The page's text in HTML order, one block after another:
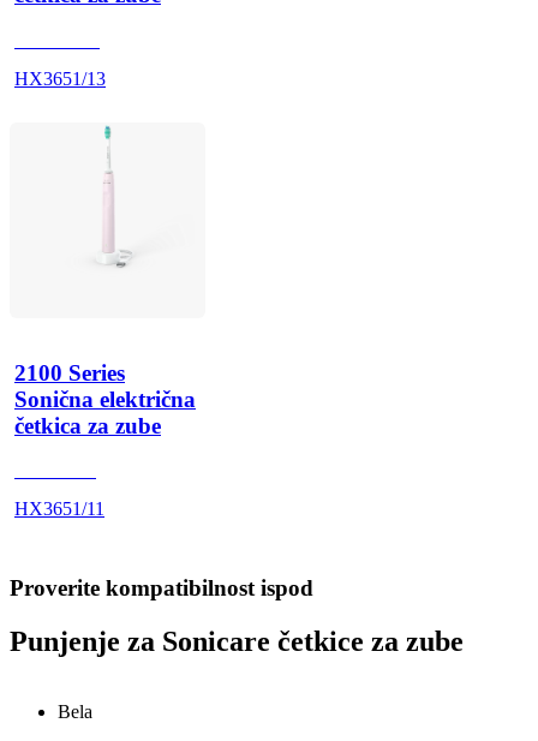
HX3651/13
2100 Series
Sonična električna
četkica za zube
HX3651/11
Proverite kompatibilnost ispod
Punjenje za Sonicare četkice za zube
Bela